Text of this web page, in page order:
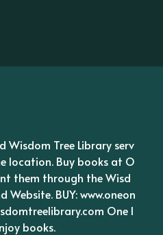
Wisdom Tree Library serv
location. Buy books at O
them through the Wisd
Website. BUY: www.oneon
One l
books.